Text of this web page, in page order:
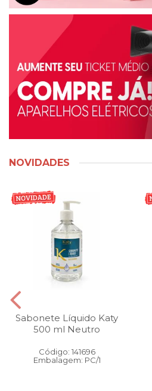
NOVIDADES
Sabonete Líquido Katy
500 ml Neutro
Código: 141696
Embalagem: PC/1